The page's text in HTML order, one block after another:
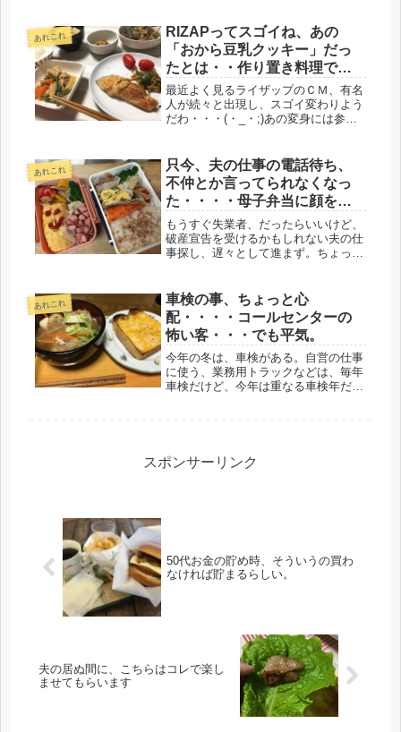
もあ...
あれこれ
RIZAPってスゴイね、あの
「おから豆乳クッキー」だっ
たとは・・作り置き料理で楽
ちん
最近よく見るライザップのＣＭ、有名
人が続々と出現し、スゴイ変わりよう
だわ・・・(・_・;)あの変身には参
ッチョに憧れるのだろうな。かくいう
私も、170近い血圧にビビリまくり...
あれこれ
只今、夫の仕事の電話待ち、
不仲とか言ってられなくなっ
た・・・・母子弁当に顔を描
く
もうすぐ失業者、だったらいいけど、
破産宣告を受けるかもしれない夫の仕
事探し、遅々として進まず。ちょっと
悠長な事は言ってられない。そんな
中、以前、取引のあった社長から電話
があ...
あれこれ
車検の事、ちょっと心
配・・・・コールセンターの
怖い客・・・でも平気。
今年の冬は、車検がある。自営の仕事
に使う、業務用トラックなどは、毎年
車検だけど、今年は重なる車検年だ。
い...
スポンサーリンク
50代お金の貯め時、そういうの買わ
なければ貯まるらしい。
夫の居ぬ間に、こちらはコレで楽し
ませてもらいます